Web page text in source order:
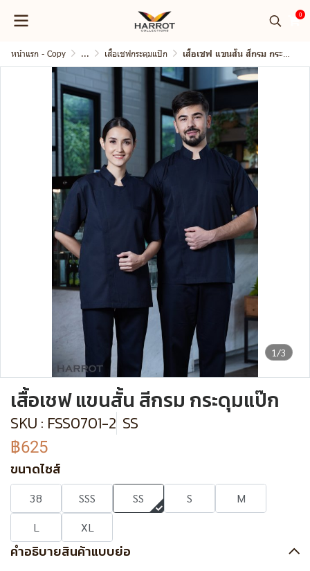
0
หน้าแรก - Copy ... เสื้อเชฟกระดุมแป๊ก เสื้อเชฟ แขนสั้น สีกรม กระดุมแป๊ก
1/3
เสื้อเชฟ แขนสั้น สีกรม กระดุมแป๊ก
SKU : FSS0701-2 SS
฿625
ขนาดไซส์
38 SSS SS S
M
L
XL
คำอธิบายสินค้าแบบย่อ